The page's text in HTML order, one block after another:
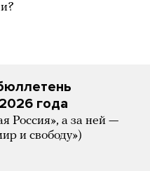
года
Россия», а за ней —
и свободу»)